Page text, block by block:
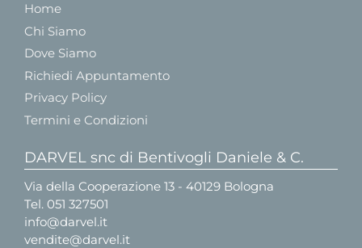
Home
Chi Siamo
Dove Siamo
Richiedi Appuntamento
Privacy Policy
Termini e Condizioni
DARVEL snc di Bentivogli Daniele & C.
Via della Cooperazione 13 - 40129 Bologna
Tel. 051 327501
info@darvel.it
vendite@darvel.it